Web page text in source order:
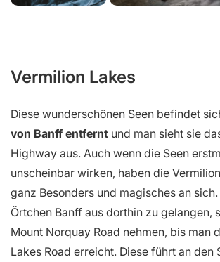
Vermilion Lakes
Diese wunderschönen Seen befindet
von Banff entfernt und man sieht sie
Highway aus. Auch wenn die Seen
unscheinbar wirken, haben die
ganz Besonders und magisches an
Örtchen Banff aus dorthin zu gelangen,
Mount Norquay Road nehmen, bis man
Lakes Road erreicht. Diese führt an den